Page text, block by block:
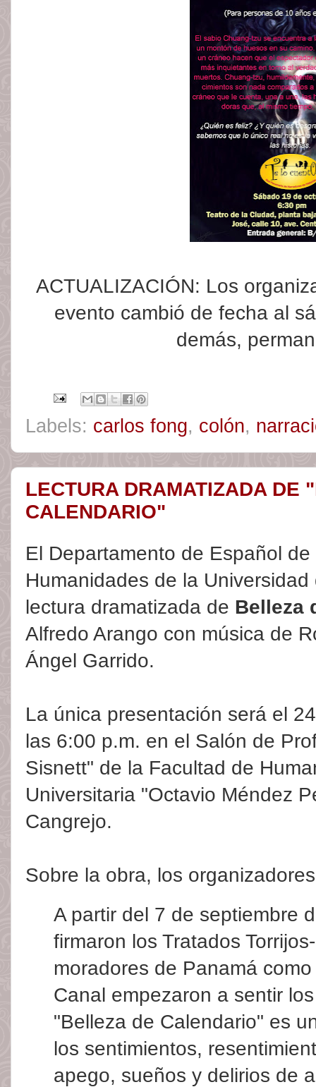
ACTUALIZACIÓN: Los
evento cambió de fecha al
demás,
Labels: carlos fong, colón,
LECTURA DRAMATIZADA DE
CALENDARIO"
El Departamento de Español
Humanidades de la
lectura dramatizada de Belleza
Alfredo Arango con música de
Ángel Garrido.
La única presentación será el
las 6:00 p.m. en el Salón de
Sisnett" de la Facultad de
Universitaria "Octavio Méndez
Cangrejo.
Sobre la obra, los
A partir del 7 de septiembre
firmaron los Tratados
moradores de Panamá
Canal empezaron a sentir
"Belleza de Calendario" es
los sentimientos,
apego, sueños y delirios de